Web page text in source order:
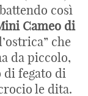
così
Cameo di
che
da piccolo,
fegato di
le dita.